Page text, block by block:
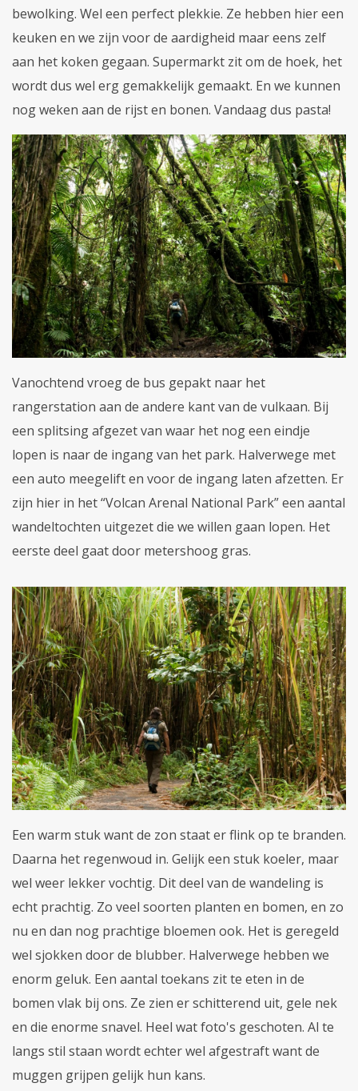
bewolking. Wel een perfect plekkie. Ze hebben hier een
keuken en we zijn voor de aardigheid maar eens zelf
aan het koken gegaan. Supermarkt zit om de hoek, het
wordt dus wel erg gemakkelijk gemaakt. En we kunnen
nog weken aan de rijst en bonen. Vandaag dus pasta!
Vanochtend vroeg de bus gepakt naar het
rangerstation aan de andere kant van de vulkaan. Bij
een splitsing afgezet van waar het nog een eindje
lopen is naar de ingang van het park. Halverwege met
een auto meegelift en voor de ingang laten afzetten. Er
zijn hier in het “Volcan Arenal National Park” een aantal
wandeltochten uitgezet die we willen gaan lopen. Het
eerste deel gaat door metershoog gras.
Een warm stuk want de zon staat er flink op te branden.
Daarna het regenwoud in. Gelijk een stuk koeler, maar
wel weer lekker vochtig. Dit deel van de wandeling is
echt prachtig. Zo veel soorten planten en bomen, en zo
nu en dan nog prachtige bloemen ook. Het is geregeld
wel sjokken door de blubber. Halverwege hebben we
enorm geluk. Een aantal toekans zit te eten in de
bomen vlak bij ons. Ze zien er schitterend uit, gele nek
en die enorme snavel. Heel wat foto's geschoten. Al te
langs stil staan wordt echter wel afgestraft want de
muggen grijpen gelijk hun kans.